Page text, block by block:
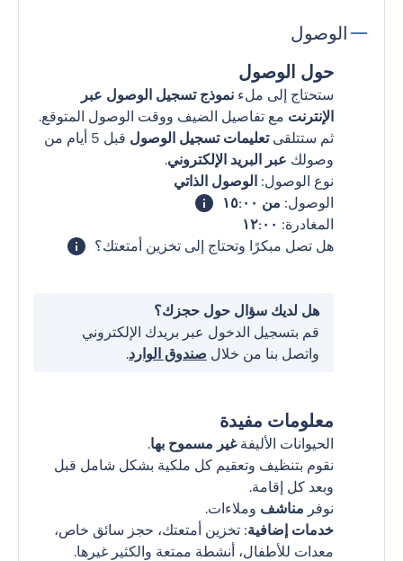
الوصول
حول الوصول
ستحتاج إلى ملء نموذج تسجيل الوصول عبر
الإنترنت مع تفاصيل الضيف ووقت الوصول المتوقع.
ثم ستتلقىتعليمات تسجيل الوصول
قبل 5 أيام من
وصولك عبر البريد الإلكتروني.
نوع الوصول: الوصول الذاتي
الوصول: من ١٥:٠٠
المغادرة: ١٢:٠٠
هل تصل مبكرًا وتحتاج إلى تخزين أمتعتك؟
هل لديك سؤال حول حجزك؟
قم بتسجيل الدخول عبر بريدك الإلكتروني
واتصل بنا من خلال صندوق الوارد.
معلومات مفيدة
الحيوانات الأليفةغير مسموح بها.
نقوم بتنظيف وتعقيم كل ملكية بشكل شامل قبل
وبعد كل إقامة.
نوفر مناشف وملاءات.
خدمات إضافية: تخزين أمتعتك، حجز سائق خاص،
معدات للأطفال، أنشطة ممتعة والكثير غيرها.